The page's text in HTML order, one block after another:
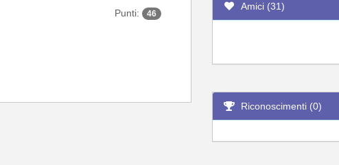
Punti: 46
Amici (31)
Riconoscimenti (0)